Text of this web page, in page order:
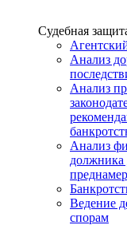
Услуги
Судебная
Анализ
Анализ
Анализ
должника
Ведение
спорам